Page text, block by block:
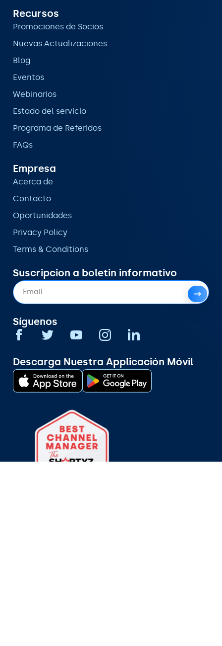
Recursos
Promociones de Socios
Nuevas Actualizaciones
Blog
Eventos
Webinarios
Estado del servicio
Programa de Referidos
FAQs
Empresa
Acerca de
Contacto
Oportunidades
Privacy Policy
Terms & Conditions
Suscripcion a boletin informativo
Síguenos
Descarga Nuestra Applicación Móvil